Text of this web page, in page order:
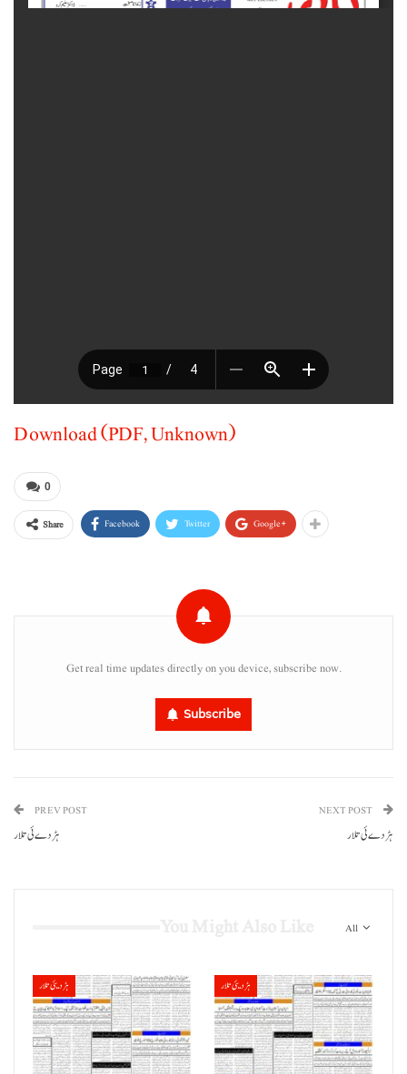
Download (PDF, Unknown)
0
Share Facebook Twitter Google+
Get real time updates directly on you device, subscribe now.
Subscribe
PREV POST
ہڑدے ئی تلار
NEXT POST
ہڑدے ئی تلار
All
ہڑدیئی تلار ہڑدیئی تلار